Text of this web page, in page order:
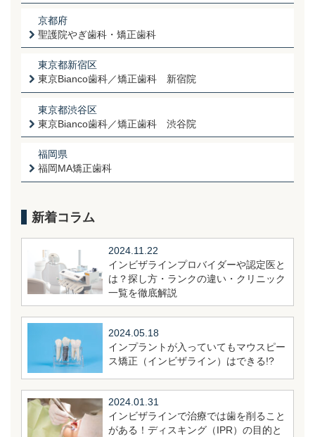
京都府
聖護院やぎ歯科・矯正歯科
東京都新宿区
東京Bianco歯科／矯正歯科 新宿院
東京都渋谷区
東京Bianco歯科／矯正歯科 渋谷院
福岡県
福岡MA矯正歯科
新着コラム
2024.11.22
インビザラインプロバイダーや認定医と
は？探し方・ランクの違い・クリニック
一覧を徹底解説
2024.05.18
インプラントが入っていてもマウスピー
ス矯正（インビザライン）はできる!?
2024.01.31
インビザラインで治療では歯を削ること
がある！ディスキング（IPR）の目的と